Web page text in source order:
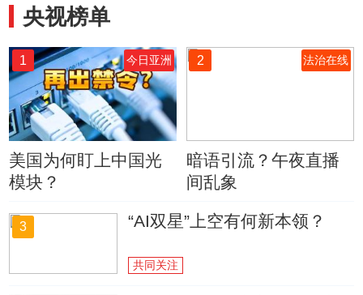
央视榜单
1 今日亚洲
美国为何盯上中国光
模块？
2 法治在线
暗语引流？午夜直播
间乱象
3 “AI双星”上空有何新本领？
共同关注